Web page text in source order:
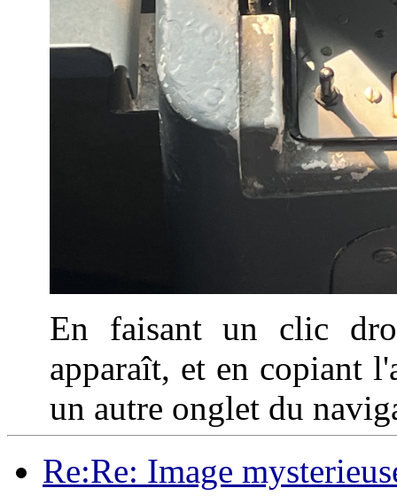
En faisant un clic
apparaît, et en copiant
un autre onglet du
Re:Re: Image